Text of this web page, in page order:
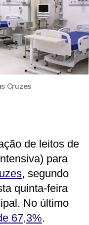
Cruzes
de leitos de
para
, segundo
quinta-feira
No último
67,3%.